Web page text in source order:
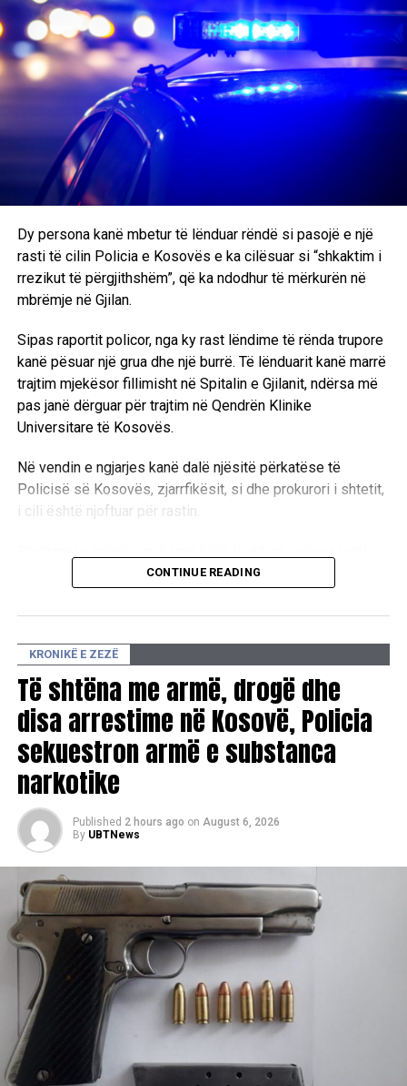
Dy persona kanë mbetur të lënduar rëndë si pasojë e një
rasti të cilin Policia e Kosovës e ka cilësuar si “shkaktim i
rrezikut të përgjithshëm”, që ka ndodhur të mërkurën në
mbrëmje në Gjilan.
Sipas raportit policor, nga ky rast lëndime të rënda trupore
kanë pësuar një grua dhe një burrë. Të lënduarit kanë marrë
trajtim mjekësor fillimisht në Spitalin e Gjilanit, ndërsa më
pas janë dërguar për trajtim në Qendrën Klinike
Universitare të Kosovës.
Në vendin e ngjarjes kanë dalë njësitë përkatëse të
Policisë së Kosovës, zjarrfikësit, si dhe prokurori i shtetit,
i cili është njoftuar për rastin.
është duke u hetuar nga organet kompetente.
D.L
CONTINUE READING
KRONIKË E ZEZË
Të shtëna me armë, drogë dhe
disa arrestime në Kosovë, Policia
sekuestron armë e substanca
narkotike
Published 2 hours ago on August 6, 2026
By UBTNews